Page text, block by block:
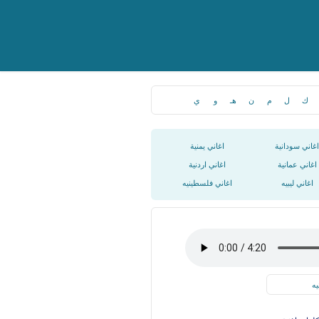
ك ل م ن هـ و ي
اغاني سودانية اغاني يمنية
اغاني عمانية اغاني اردنية
اغاني ليبيه اغاني فلسطينيه